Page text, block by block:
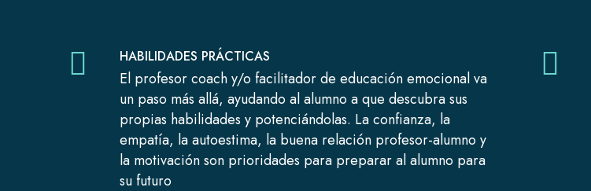
HABILIDADES PRÁCTICAS
El profesor coach y/o facilitador de educación emocional va
un paso más allá, ayudando al alumno a que descubra sus
propias habilidades y potenciándolas. La confianza, la
empatía, la autoestima, la buena relación profesor-alumno y
la motivación son prioridades para preparar al alumno para
su futuro